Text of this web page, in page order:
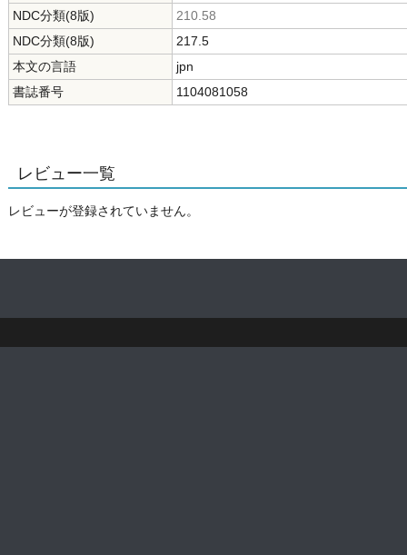
NDC分類(8版)
210.58
NDC分類(8版)
217.5
本文の言語
jpn
書誌番号
1104081058
レビュー一覧
レビューが登録されていません。